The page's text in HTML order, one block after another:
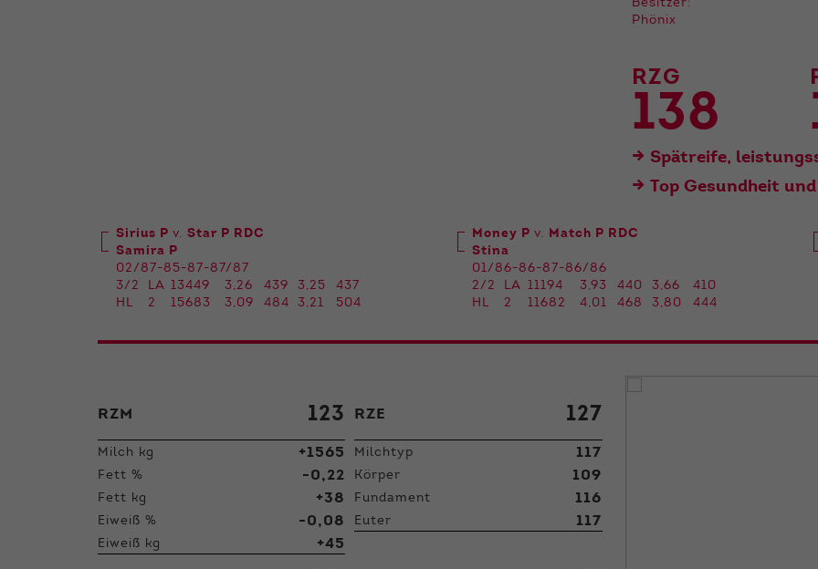
Besitzer:
Phönix
RZG
138
Spätreife,
Top Gesundheit
Sirius P v. Star P RDC
Samira P
02/87-85-87-87/87
3/2
LA 13449 3,26 439 3,25
437
HL
2 15683 3,09 484 3,21 504
Money P v. Match P RDC
Stina
01/86-86-87-86/86
2/2
LA 11194 3,93 440 3,66
410
HL
2 11682 4,01 468 3,80 444
RZM 123
Milch kg +1565
Fett % -0,22
Fett kg +38
Eiweiß % -0,08
Eiweiß kg +45
RZE 127
Milchtyp 117
Körper 109
Fundament 116
Euter 117
Cookie Einstellungen speichern
Cookie-Informationen anzeigen
Wir verwenden auf unserer Website externe Inhalte, um
Ihnen zusätzliche Informationen anzubieten.